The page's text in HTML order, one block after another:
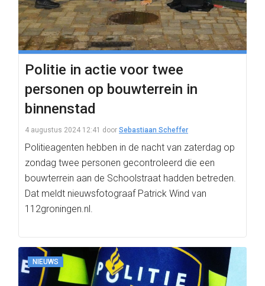
Politie in actie voor twee
personen op bouwterrein in
binnenstad
4 augustus 2024 12:41 door Sebastiaan Scheffer
Politieagenten hebben in de nacht van zaterdag op
zondag twee personen gecontroleerd die een
bouwterrein aan de Schoolstraat hadden betreden.
Dat meldt nieuwsfotograaf Patrick Wind van
112groningen.nl.
NIEUWS